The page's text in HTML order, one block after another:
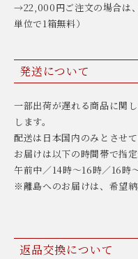
→22,000円ご注文の場合は
単位で1箱無料）
発送について
一部出荷が遅れる商品に関
します。
配送は日本国内のみとさせて
お届けは以下の時間帯で指定
午前中／14時〜16時／16時
※離島へのお届けは、希望納
返品交換について